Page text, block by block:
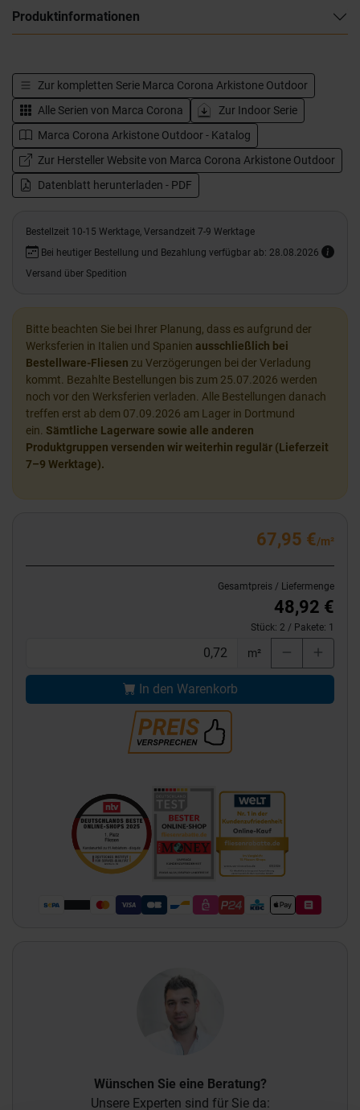
Produktinformationen
Zur kompletten Serie Marca Corona Arkistone Outdoor
Alle Serien von Marca Corona
Zur Indoor Serie
Marca Corona Arkistone Outdoor - Katalog
Zur Hersteller Website von Marca Corona Arkistone Outdoor
Datenblatt herunterladen - PDF
Bestellzeit 10-15 Werktage, Versandzeit 7-9 Werktage
Bei heutiger Bestellung und Bezahlung verfügbar ab: 28.08.2026
Versand über Spedition
Bitte beachten Sie bei Ihrer Planung, dass es aufgrund der
Werksferien in Italien und Spanien ausschließlich bei
Bestellware-Fliesen zu Verzögerungen bei der Verladung
kommt. Bezahlte Bestellungen bis zum 25.07.2026 werden
noch vor den Werksferien verladen. Alle Bestellungen danach
treffen erst ab dem 07.09.2026 am Lager in Dortmund
ein. Sämtliche Lagerware sowie alle anderen
Produktgruppen versenden wir weiterhin regulär (Lieferzeit
7–9 Werktage).
67,95 €/m²
Gesamtpreis / Liefermenge
48,92 €
Stück: 2 / Pakete: 1
m²
In den Warenkorb
Wünschen Sie eine Beratung?
Unsere Experten sind für Sie da: